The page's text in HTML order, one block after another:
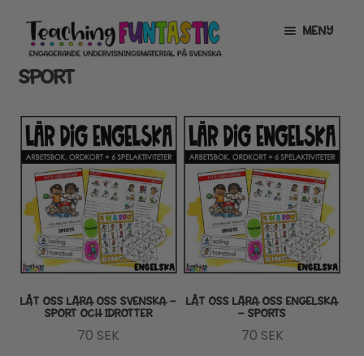
Hoppa
till
navigering
Gå
till
innehåll
MENY
INFO
MITT KONTO
GRATISMATERIAL
EXPANDERA
UNDERMENY
BUTIK
LICENSER
EXPANDERA
UNDERMENY
SPORT
LÅT OSS LÄRA OSS SVENSKA –
SPORT OCH IDROTTER
70 SEK
LÅT OSS LÄRA OSS ENGELSKA
– SPORTS
70 SEK